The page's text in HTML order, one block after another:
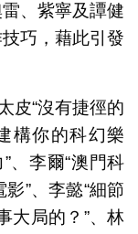
、紫寧及譚健
巧，藉此引發
皮“沒有捷徑的
構你的科幻樂
、李爾“澳門科
”、李懿“細節
大局的？”、林